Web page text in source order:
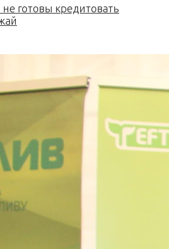
готовы кредитовать